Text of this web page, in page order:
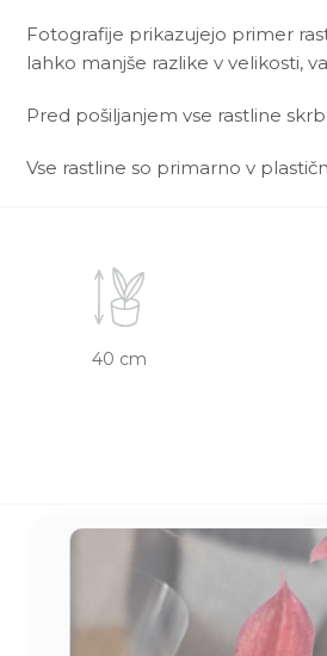
Fotografije prikazujejo primer
lahko manjše razlike v velikosti,
Pred pošiljanjem vse rastline
Vse rastline so primarno v
40 cm